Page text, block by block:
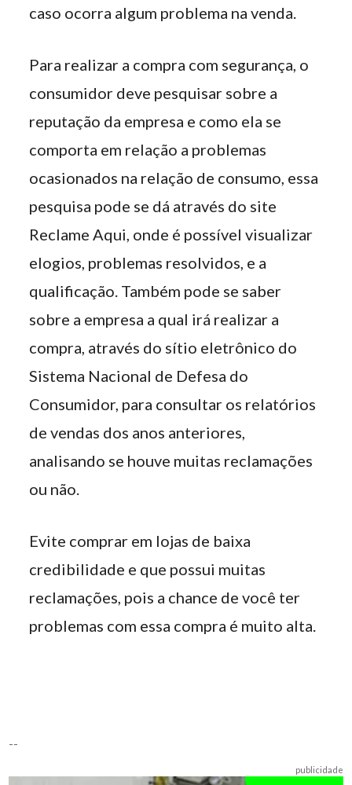
caso ocorra algum problema na venda.
Para realizar a compra com segurança, o
consumidor deve pesquisar sobre a
reputação da empresa e como ela se
comporta em relação a problemas
ocasionados na relação de consumo, essa
pesquisa pode se dá através do site
Reclame Aqui, onde é possível visualizar
elogios, problemas resolvidos, e a
qualificação. Também pode se saber
sobre a empresa a qual irá realizar a
compra, através do sítio eletrônico do
Sistema Nacional de Defesa do
Consumidor, para consultar os relatórios
de vendas dos anos anteriores,
analisando se houve muitas reclamações
ou não.
Evite comprar em lojas de baixa
credibilidade e que possui muitas
reclamações, pois a chance de você ter
problemas com essa compra é muito alta.
--
publicidade